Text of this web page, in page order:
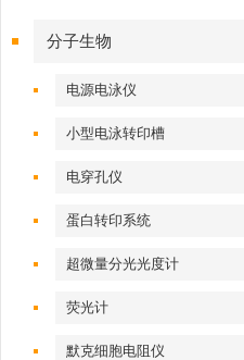
分子生物
电源电泳仪
小型电泳转印槽
电穿孔仪
蛋白转印系统
超微量分光光度计
荧光计
默克细胞电阻仪